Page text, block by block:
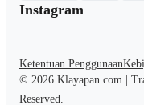
Instagram
Ketentuan Penggunaan
© 2026 Klayapan.com |
Reserved.